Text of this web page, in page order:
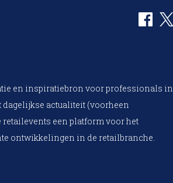
en inspiratiebron voor professionals in
actualiteit (voorheen
een platform voor het
ontwikkelingen in de retailbranche.